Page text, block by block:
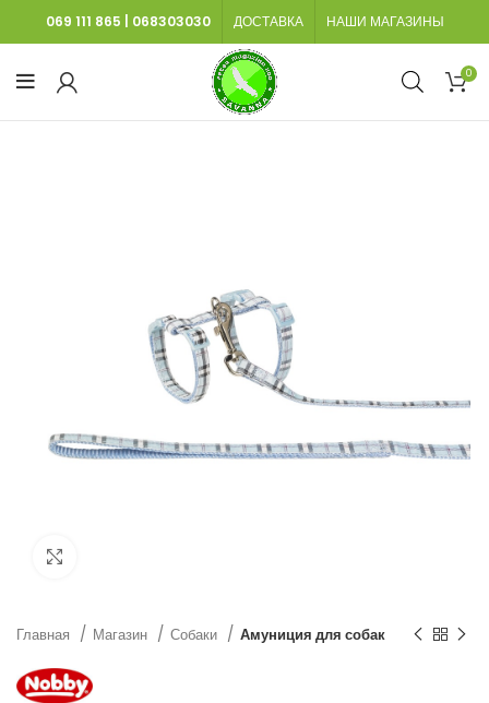
069 111 865 068303030 ДОСТАВКА НАШИ МАГАЗИНЫ
0
Главная Магазин Собаки Амуниция для собак